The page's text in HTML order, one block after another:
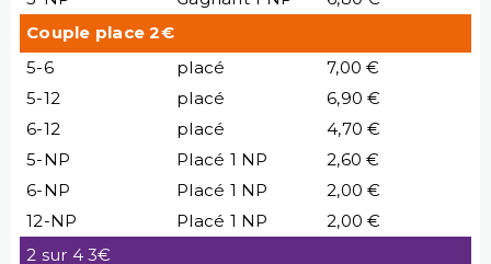
Couple place 2€
5-6
placé
7,00 €
5-12
placé
6,90 €
6-12
placé
4,70 €
5-NP
Placé 1 NP
2,60 €
6-NP
Placé 1 NP
2,00 €
12-NP
Placé 1 NP
2,00 €
2 sur 4 3€